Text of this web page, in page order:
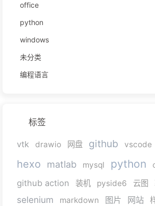
office
python
windows
未分类
编程语言
标签
vtk drawio 网盘 github vscode
hexo matlab mysql python
github action 装机 pyside6 云图
selenium markdown 图片 网站